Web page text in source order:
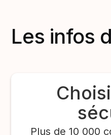
Les infos
Plus de 10 000